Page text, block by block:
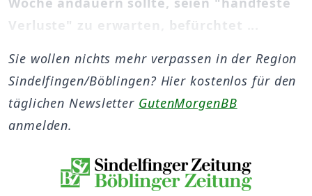
Verluste" zu erwarten, befürchtet ...
Sie wollen nichts mehr verpassen in der Region
Sindelfingen/Böblingen? Hier kostenlos für den
täglichen Newsletter GutenMorgenBB
anmelden.